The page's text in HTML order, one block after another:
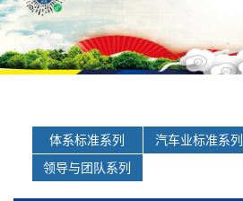
体系标准系列 汽车业标准系列
领导与团队系列